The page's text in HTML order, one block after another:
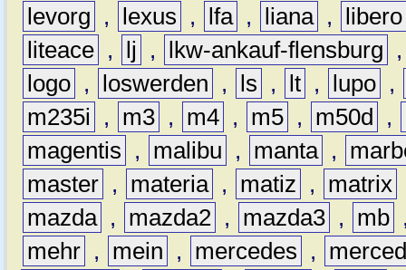
levorg
, lexus , lfa , liana ,
libero
liteace , lj , lkw-ankauf-flensburg
logo , loswerden , ls , lt , lupo ,
m235i
, m3 , m4 , m5 , m50d ,
magentis
, malibu , manta ,
master , materia , matiz , matrix
mazda , mazda2 , mazda3 , mb
mehr , mein , mercedes ,